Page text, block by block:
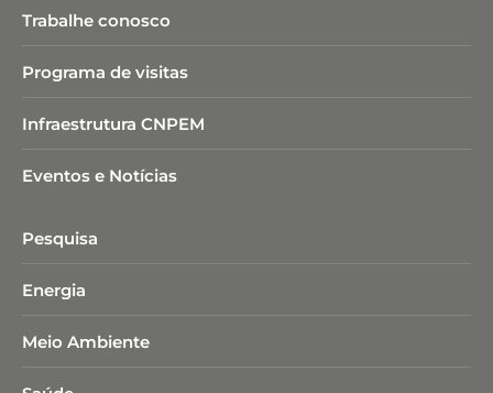
Trabalhe conosco
Programa de visitas
Infraestrutura CNPEM
Eventos e Notícias
Pesquisa
Energia
Meio Ambiente